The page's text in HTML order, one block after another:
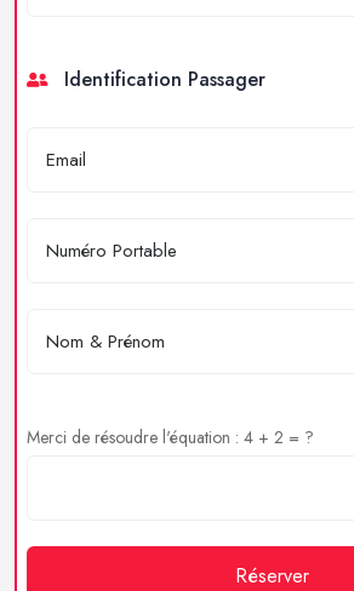
Identification Passager
Merci de résoudre l'équation : 4 + 2 = ?
Réserver